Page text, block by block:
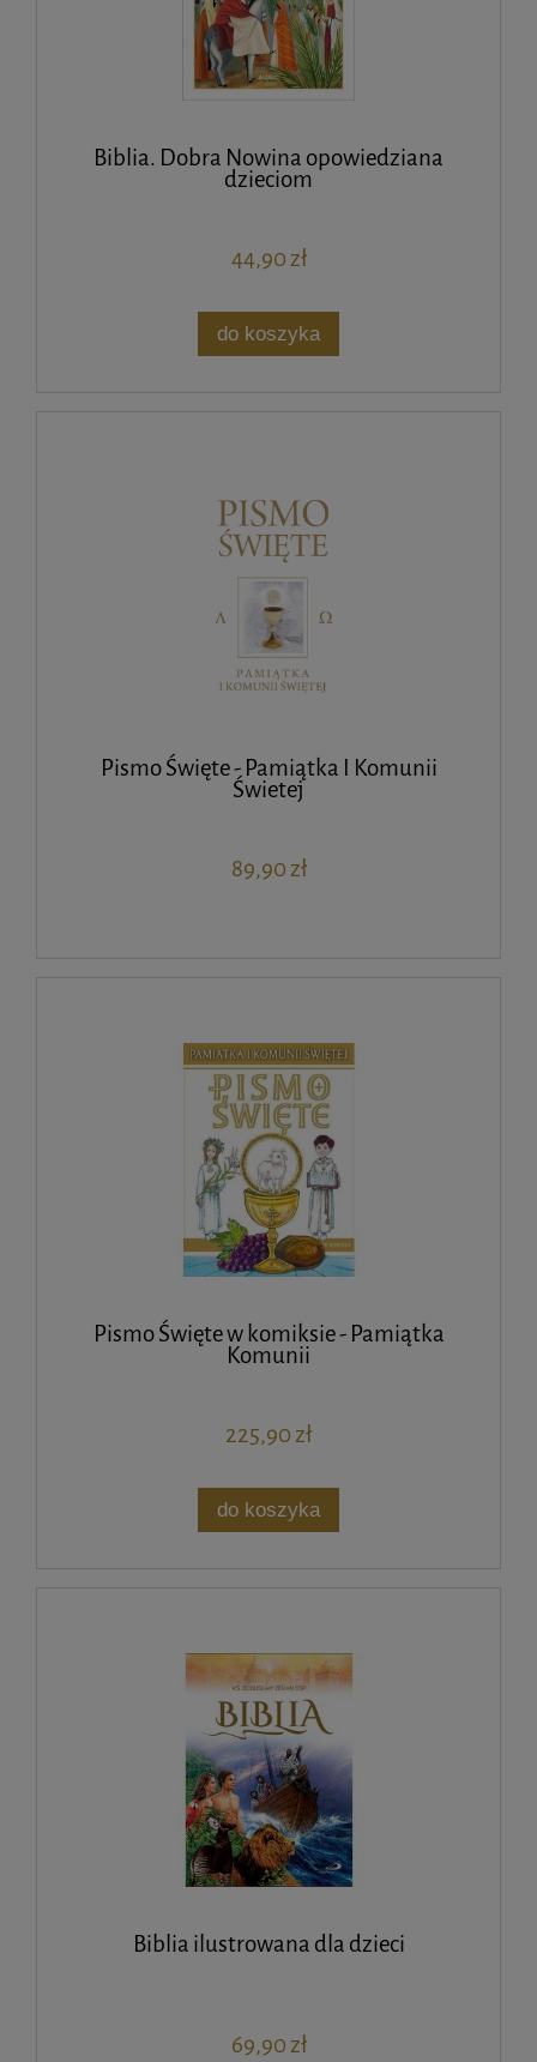
Biblia. Dobra Nowina opowiedziana
dzieciom
44,90 zł
do koszyka
Pismo Święte - Pamiątka I Komunii
Świetej
89,90 zł
Pismo Święte w komiksie - Pamiątka
Komunii
225,90 zł
do koszyka
Biblia ilustrowana dla dzieci
69,90 zł